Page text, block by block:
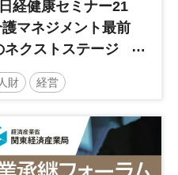
経健康セミナー21
マネジメント最前
クストステージ
AI・DX・人財戦
へ～
人財 経営
人材戦略
診療報酬